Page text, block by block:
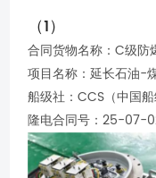
（1）
合同货物名称：C级防
项目名称：延长石油-
船级社：CCS（中国船
隆电合同号：25-07-